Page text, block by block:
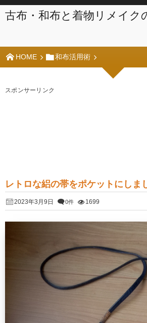
古布・和布と着物リメイク
HOME 和布活用術
スポンサーリンク
レトロな絽の帯をポケットにしま
2023年3月9日 0件 1699